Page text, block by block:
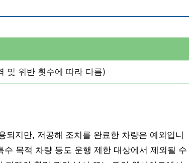
및 위반 횟수에 따라 다름)
되지만, 저공해 조치를 완료한 차량은 예외입니
목적 차량 등도 운행 제한 대상에서 제외될 수